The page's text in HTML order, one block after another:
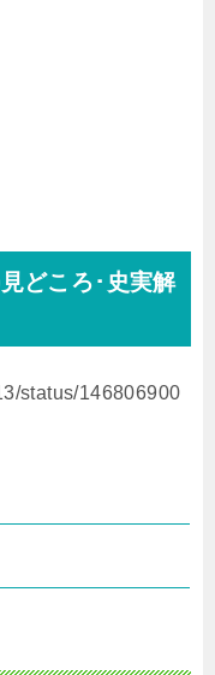
どころ･史実解
status/146806900